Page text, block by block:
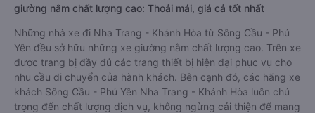
giường nằm chất lượng cao: Thoải mái, giá cả tốt nhất
Những nhà xe đi Nha Trang - Khánh Hòa từ Sông Cầu - Phú
Yên đều sở hữu những xe giường nằm chất lượng cao. Trên xe
được trang bị đầy đủ các trang thiết bị hiện đại phục vụ cho
nhu cầu di chuyển của hành khách. Bên cạnh đó, các hãng xe
khách Sông Cầu - Phú Yên Nha Trang - Khánh Hòa luôn chú
trọng đến chất lượng dịch vụ, không ngừng cải thiện để mang